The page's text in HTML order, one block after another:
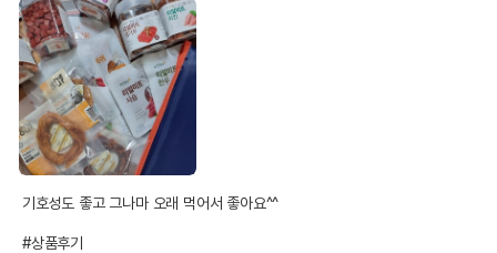
기호성도 좋고 그나마 오래 먹어서 좋아요^^
#상품후기